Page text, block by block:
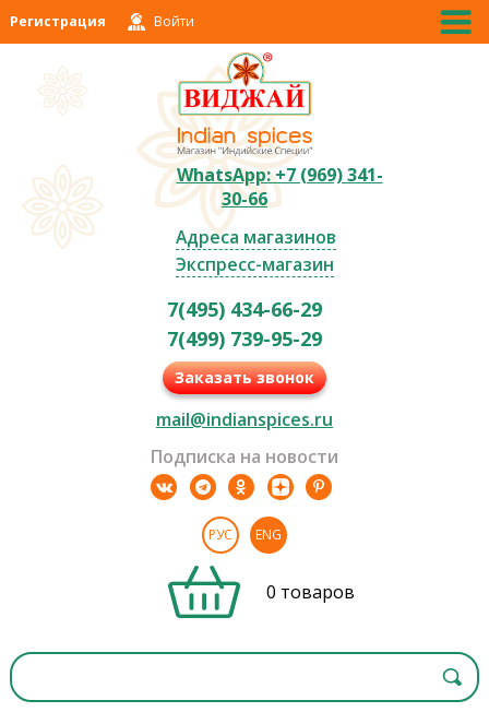
Регистрация Войти
WhatsApp: +7 (969) 341-
30-66
Адреса магазинов
Экспресс-магазин
7(495) 434-66-29
7(499) 739-95-29
Заказать звонок
mail@indianspices.ru
Подписка на новости
РУС ENG
0 товаров